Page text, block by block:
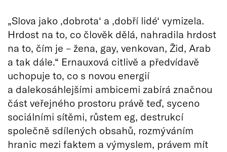
„Slova jako ‚dobrota‘ a ‚dobří lidé‘ vymizela.
Hrdost na to, co člověk dělá, nahradila hrdost
na to, čím je – žena, gay, venkovan, Žid, Arab
a tak dále.“ Ernauxová citlivě a předvídavě
uchopuje to, co s novou energií
a dalekosáhlejšími ambicemi zabírá značnou
část veřejného prostoru právě teď, syceno
sociálními sítěmi, růstem eg, destrukcí
společně sdílených obsahů, rozmýváním
hranic mezi faktem a výmyslem, právem mít